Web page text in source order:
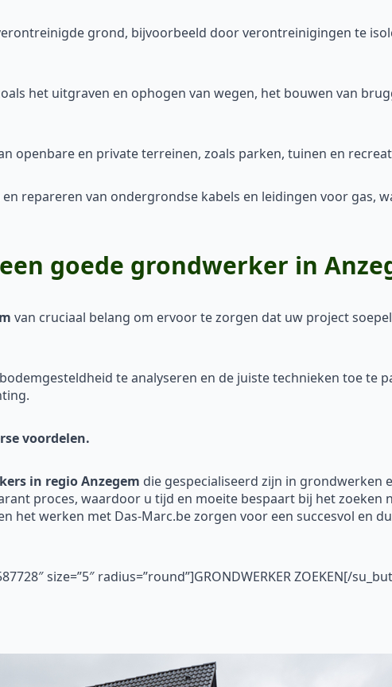
grond, bijvoorbeeld door verontreinigingen te
het uitgraven en ophogen van wegen, het bouwen van
openbare en private terreinen, zoals parken, tuinen en
repareren van ondergrondse kabels en leidingen voor gas,
goede grondwerker in
van cruciaal belang om ervoor te zorgen dat uw project
te analyseren en de juiste technieken toe te
voordelen.
in regio Anzegem die gespecialiseerd zijn in grondwerken
proces, waardoor u tijd en moeite bespaart bij het zoeken
het werken met Das-Marc.be zorgen voor een succesvol en
size=”5″ radius=”round”]GRONDWERKER ZOEKEN[/